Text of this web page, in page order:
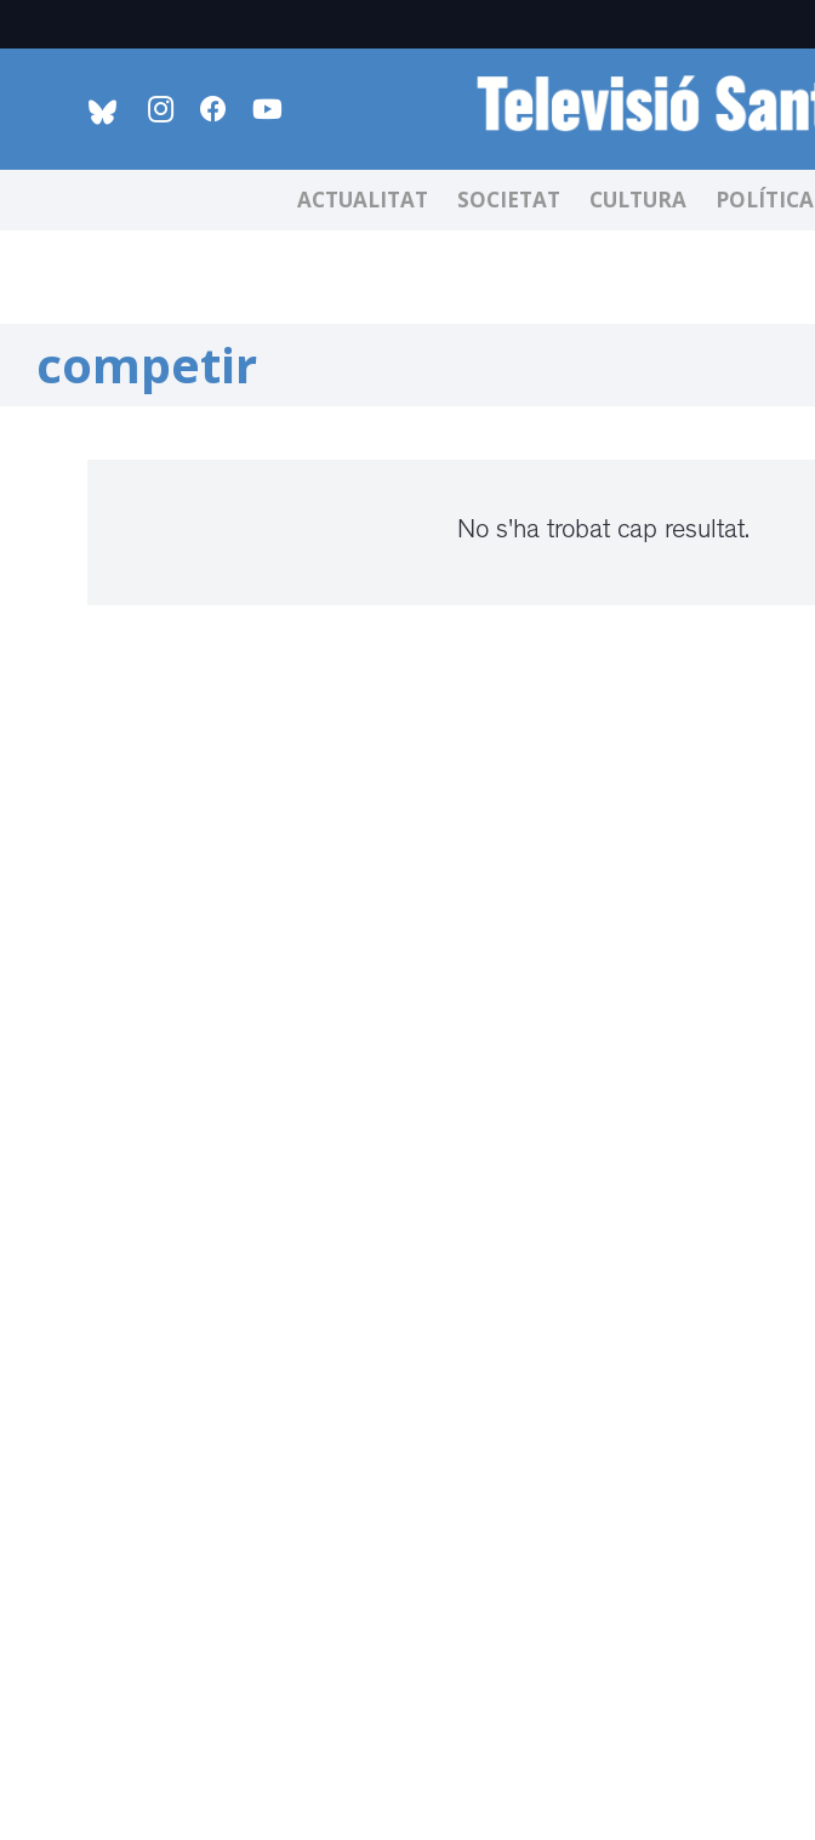
ACTUALITAT SOCIETAT CULTURA POLÍTICA
competir
No s'ha trobat cap resultat.